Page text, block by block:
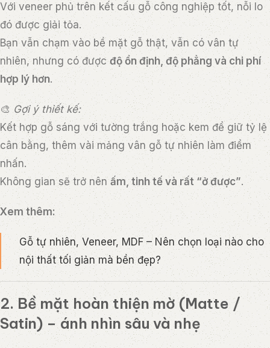
Với veneer phủ trên kết cấu gỗ công nghiệp tốt, nỗi lo
đó được giải tỏa.
Bạn vẫn chạm vào bề mặt gỗ thật, vẫn có vân tự
nhiên, nhưng có đượcđộ ổn định, độ phẳng và chi phí
hợp lý hơn.
🎨Gợi ý thiết kế:
Kết hợp gỗ sáng với tường trắng hoặc kem để giữ tỷ lệ
cân bằng, thêm vài mảng vân gỗ tự nhiên làm điểm
nhấn.
Không gian sẽ trở nênấm, tinh tế và rất “ở được”.
Xem thêm:
Gỗ tự nhiên, Veneer, MDF – Nên chọn loại nào cho
nội thất tối giản mà bền đẹp?
2. Bề mặt hoàn thiện mờ (Matte /
Satin) – ánh nhìn sâu và nhẹ